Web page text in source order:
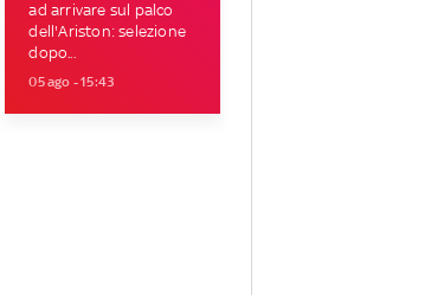
ad arrivare sul palco
dell'Ariston: selezione
dopo...
05 ago - 15:43